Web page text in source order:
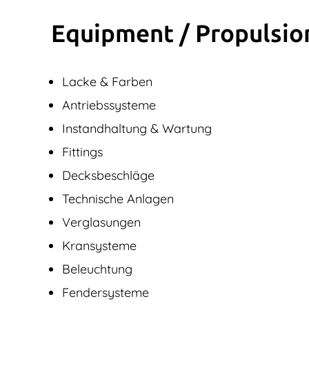
Equipment /
Lacke & Farben
Antriebssysteme
Instandhaltung & Wartung
Fittings
Decksbeschläge
Technische Anlagen
Verglasungen
Kransysteme
Beleuchtung
Fendersysteme